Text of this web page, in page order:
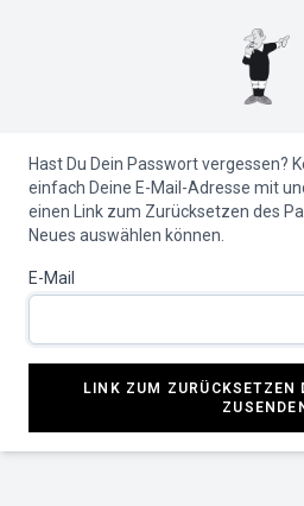
Hast Du Dein Passwort vergessen?
einfach Deine E-Mail-Adresse mit
einen Link zum Zurücksetzen des
Neues auswählen können.
E-Mail
LINK ZUM ZURÜCKSETZEN